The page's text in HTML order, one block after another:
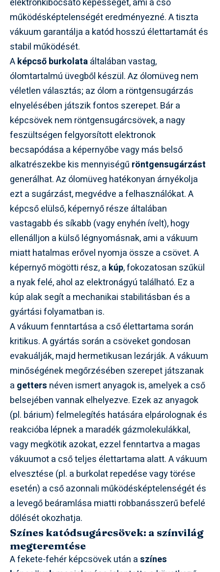
működésképtelenségét eredményezné. A tiszta
vákuum garantálja a katód hosszú élettartamát és
stabil működését.
Aképcső burkolataáltalában vastag,
ólomtartalmú üvegből készül. Az ólomüveg nem
véletlen választás; az ólom a röntgensugárzás
elnyelésében játszik fontos szerepet. Bár a
képcsövek nem röntgensugárcsövek, a nagy
feszültségen felgyorsított elektronok
becsapódása a képernyőbe vagy más belső
alkatrészekbe kis mennyiségű röntgensugárzást
generálhat. Az ólomüveg hatékonyan árnyékolja
ezt a sugárzást, megvédve a felhasználókat. A
képcső elülső, képernyő része általában
vastagabb és síkabb (vagy enyhén ívelt), hogy
ellenálljon a külső légnyomásnak, ami a vákuum
miatt hatalmas erővel nyomja össze a csövet. A
képernyő mögötti rész, a kúp, fokozatosan szűkül
a nyak felé, ahol az elektronágyú található. Ez a
kúp alak segít a mechanikai stabilitásban és a
gyártási folyamatban is.
A vákuum fenntartása a cső élettartama során
kritikus. A gyártás során a csöveket gondosan
evakuálják, majd hermetikusan lezárják. A vákuum
minőségének megőrzésében szerepet játszanak
a getters néven ismert anyagok is, amelyek a cső
belsejében vannak elhelyezve. Ezek az anyagok
(pl. bárium) felmelegítés hatására elpárolognak és
reakcióba lépnek a maradék gázmolekulákkal,
vagy megkötik azokat, ezzel fenntartva a magas
vákuumot a cső teljes élettartama alatt. A vákuum
elvesztése (pl. a burkolat repedése vagy törése
esetén) a cső azonnali működésképtelenségét és
a levegő beáramlása miatti robbanásszerű befelé
dőlését okozhatja.
Színes katódsugárcsövek: a színvilág
megteremtése
A fekete-fehér képcsövek után aszínes